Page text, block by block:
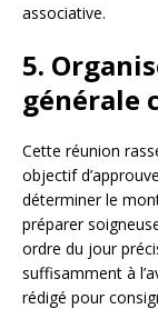
associative.
5.
générale
Cette réunion
objectif
déterminer le
préparer
ordre du jour
suffisamment à
rédigé pour